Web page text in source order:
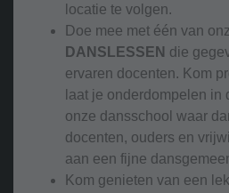
locatie te volgen.
Doe mee met één van
DANSLESSEN die
ervaren docenten. Kom
laat je onderdompelen in
onze dansschool waar
docenten, ouders en
aan een fijne
Kom genieten van een